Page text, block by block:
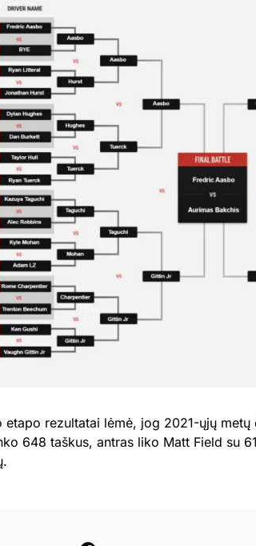
etapo rezultatai lėmė, jog 2021-ųjų
648 taškus, antras liko Matt Field su